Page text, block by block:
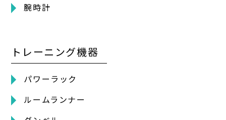
腕時計
トレーニング機器
パワーラック
ルームランナー